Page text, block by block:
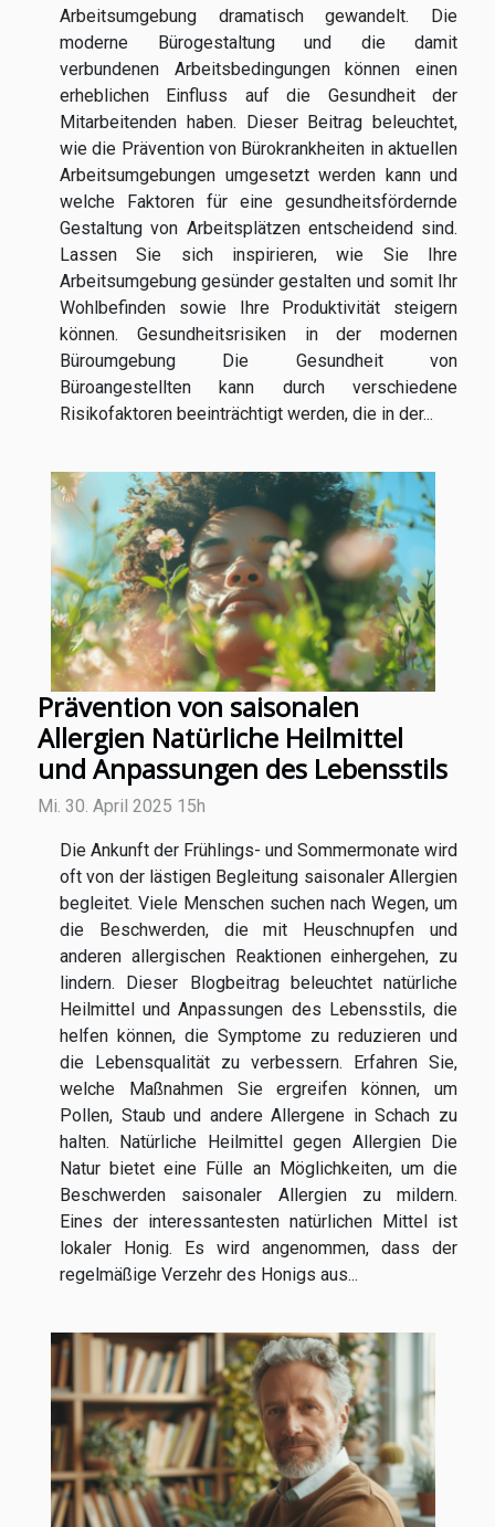
Arbeitsumgebung dramatisch gewandelt. Die
moderne Bürogestaltung und die damit
verbundenen Arbeitsbedingungen können einen
erheblichen Einfluss auf die Gesundheit der
Mitarbeitenden haben. Dieser Beitrag beleuchtet,
wie die Prävention von Bürokrankheiten in aktuellen
Arbeitsumgebungen umgesetzt werden kann und
welche Faktoren für eine gesundheitsfördernde
Gestaltung von Arbeitsplätzen entscheidend sind.
Lassen Sie sich inspirieren, wie Sie Ihre
Arbeitsumgebung gesünder gestalten und somit Ihr
Wohlbefinden sowie Ihre Produktivität steigern
können. Gesundheitsrisiken in der modernen
Büroumgebung Die Gesundheit von
Büroangestellten kann durch verschiedene
Risikofaktoren beeinträchtigt werden, die in der...
Prävention von saisonalen
Allergien Natürliche Heilmittel
und Anpassungen des Lebensstils
Mi. 30. April 2025 15h
Die Ankunft der Frühlings- und Sommermonate wird
oft von der lästigen Begleitung saisonaler Allergien
begleitet. Viele Menschen suchen nach Wegen, um
die Beschwerden, die mit Heuschnupfen und
anderen allergischen Reaktionen einhergehen, zu
lindern. Dieser Blogbeitrag beleuchtet natürliche
Heilmittel und Anpassungen des Lebensstils, die
helfen können, die Symptome zu reduzieren und
die Lebensqualität zu verbessern. Erfahren Sie,
welche Maßnahmen Sie ergreifen können, um
Pollen, Staub und andere Allergene in Schach zu
halten. Natürliche Heilmittel gegen Allergien Die
Natur bietet eine Fülle an Möglichkeiten, um die
Beschwerden saisonaler Allergien zu mildern.
Eines der interessantesten natürlichen Mittel ist
lokaler Honig. Es wird angenommen, dass der
regelmäßige Verzehr des Honigs aus...